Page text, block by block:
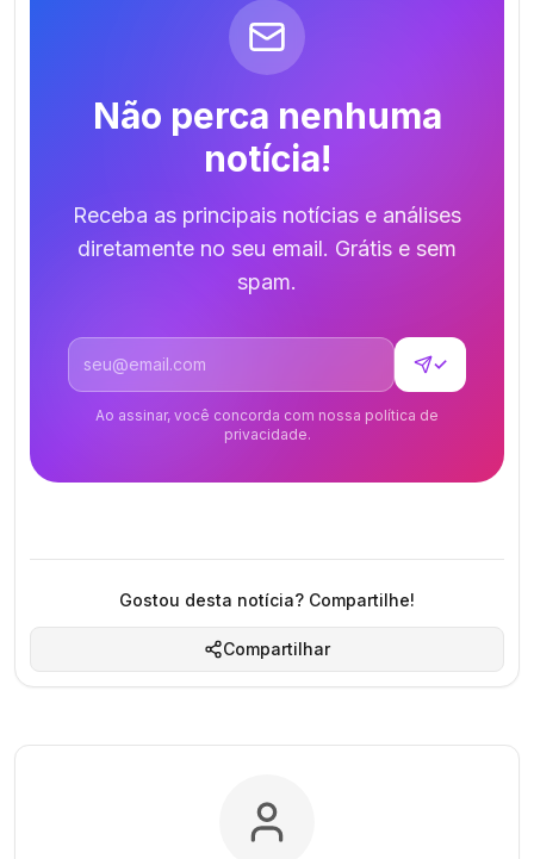
Não perca nenhuma
notícia!
Receba as principais notícias e análises
diretamente no seu email. Grátis e sem
spam.
Endereço de email
✓
Ao assinar, você concorda com nossa política de
privacidade.
Gostou desta notícia? Compartilhe!
Compartilhar